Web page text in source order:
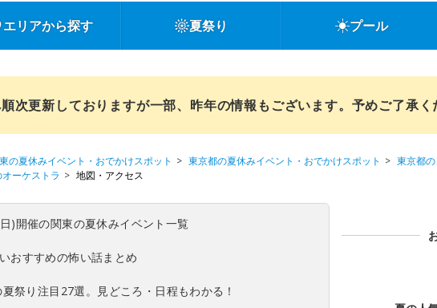
エリアから探す 夏祭り プール
次更新しておりますが一部、昨年の情報もございます。予めご了承く
の夏休みイベント・おでかけスポット 東京都の夏休みイベント・おでかけスポット
東京都
ーケストラ
地図・アクセス
)開催の関東の夏休みイベント一覧
おすすめの怖い話まとめ
夏祭り注目27選。見どころ・日程もわかる！